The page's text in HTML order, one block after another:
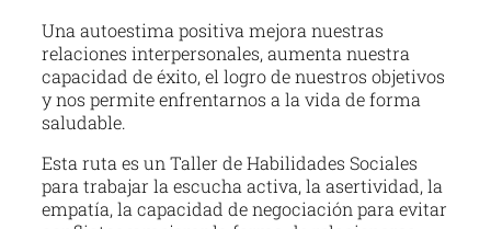
Una autoestima positiva mejora nuestras
relaciones interpersonales, aumenta nuestra
capacidad de éxito, el logro de nuestros objetivos
y nos permite enfrentarnos a la vida de forma
saludable.
Esta ruta es un Taller de Habilidades Sociales
para trabajar la escucha activa, la asertividad, la
empatía, la capacidad de negociación para evitar